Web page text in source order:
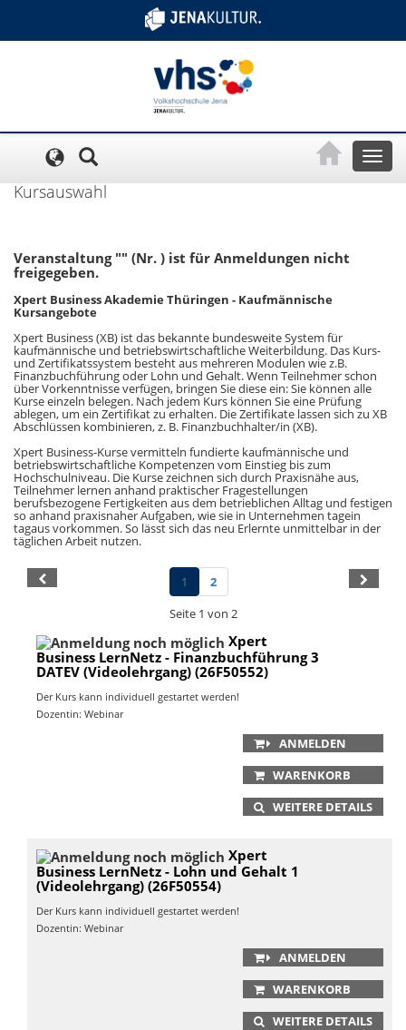
Toggle
Kursauswahl
Veranstaltung "" (Nr. ) ist für Anmeldungen nicht
freigegeben.
Xpert Business Akademie Thüringen - Kaufmännische
Kursangebote
Xpert Business (XB) ist das bekannte bundesweite System für
kaufmännische und betriebswirtschaftliche Weiterbildung. Das Kurs-
und Zertifikatssystem besteht aus mehreren Modulen wie z.B.
Finanzbuchführung oder Lohn und Gehalt. Wenn Teilnehmer schon
über Vorkenntnisse verfügen, bringen Sie diese ein: Sie können alle
Kurse einzeln belegen. Nach jedem Kurs können Sie eine Prüfung
ablegen, um ein Zertifikat zu erhalten. Die Zertifikate lassen sich zu XB
Abschlüssen kombinieren, z. B. Finanzbuchhalter/in (XB).
Xpert Business-Kurse vermitteln fundierte kaufmännische und
betriebswirtschaftliche Kompetenzen vom Einstieg bis zum
Hochschulniveau. Die Kurse zeichnen sich durch Praxisnähe aus,
Teilnehmer lernen anhand praktischer Fragestellungen
berufsbezogene Fertigkeiten aus dem betrieblichen Alltag und festigen
so anhand praxisnaher Aufgaben, wie sie in Unternehmen tagein
tagaus vorkommen. So lässt sich das neu Erlernte unmittelbar in der
täglichen Arbeit nutzen.
1
2
Seite 1 von 2
Xpert
Business LernNetz - Finanzbuchführung 3
DATEV (Videolehrgang) (26F50552)
Der Kurs kann individuell gestartet werden!
Dozentin: Webinar
ANMELDEN
WARENKORB
WEITERE DETAILS
Xpert
Business LernNetz - Lohn und Gehalt 1
(Videolehrgang) (26F50554)
Der Kurs kann individuell gestartet werden!
Dozentin: Webinar
ANMELDEN
WARENKORB
WEITERE DETAILS